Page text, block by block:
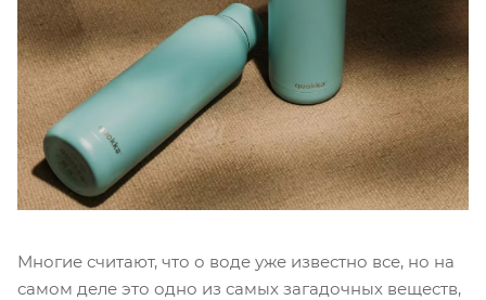
Многие считают, что о воде уже известно все, но на
самом деле это одно из самых загадочных веществ,